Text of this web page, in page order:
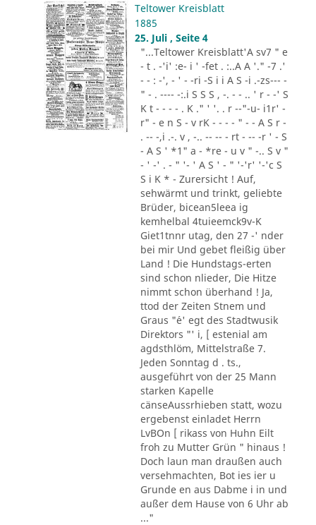
Teltower Kreisblatt
1885
25. Juli , Seite 4
"...Teltower Kreisblatt'A sv7 " e
- t . -'i' :e- i ' -fet . :..A A '." -7 .'
- - : -', - ' - -ri -S i i A S -i .-zs--- -
" - . ---- -:.i S S S , -. - - .. ' r - -' S
K t - - - - . K ." ' '. . r --"-u- i1r' -
r" - e n S - v rK - - - - " - - A S r -
. -- -,i .-. v , -.. -- -- - rt - -- -r ' - S
- A S ' *1" a - *re - u v " -.. S v "
- ' -' . - " '- ' A S ' - " '-'r' '-'c S
S i K * - Zurersicht ! Auf,
sehwärmt und trinkt, geliebte
Brüder, bicean5leea ig
kemhelbal 4tuieemck9v-K
Giet1tnnr utag, den 27 -' nder
bei mir Und gebet fleißig über
Land ! Die Hundstags-erten
sind schon nlieder, Die Hitze
nimmt schon überhand ! Ja,
ttod der Zeiten Stnem und
Graus "´e' egt des Stadtwusik
Direktors "' i, [ estenial am
agdsthlöm, Mittelstraße 7.
Jeden Sonntag d . ts.,
ausgeführt von der 25 Mann
starken Kapelle
cänseAussrhieben statt, wozu
ergebenst einladet Herrn
LvBOn [ rikass von Huhn Eilt
froh zu Mutter Grün " hinaus !
Doch laun man draußen auch
versehmachten, Bot ies ier u
Grunde en aus Dabme i in und
außer dem Hause von 6 Uhr ab
..."